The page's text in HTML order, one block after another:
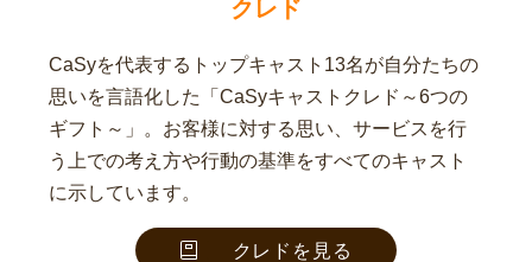
クレド
CaSyを代表するトップキャスト13名が自分たちの
思いを言語化した「CaSyキャストクレド～6つの
ギフト～」。お客様に対する思い、サービスを行
う上での考え方や行動の基準をすべてのキャスト
に示しています。
クレドを見る